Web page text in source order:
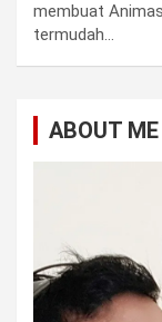
membuat
termudah…
ABOUT ME